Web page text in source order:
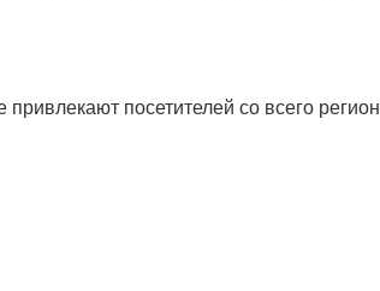
посетителей со всего